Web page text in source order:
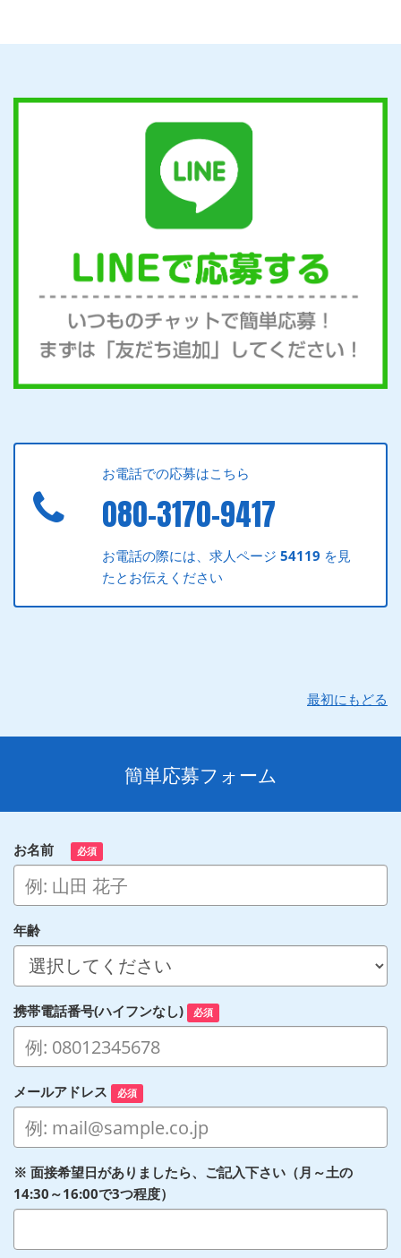
お電話での応募はこちら
080-3170-9417
お電話の際には、求人ページ54119 を見
たとお伝えください
最初にもどる
簡単応募フォーム
お名前 必須
年齢
携帯電話番号(ハイフンなし) 必須
メールアドレス 必須
※ 面接希望日がありましたら、ご記入下さい（月～土の
14:30～16:00で3つ程度）